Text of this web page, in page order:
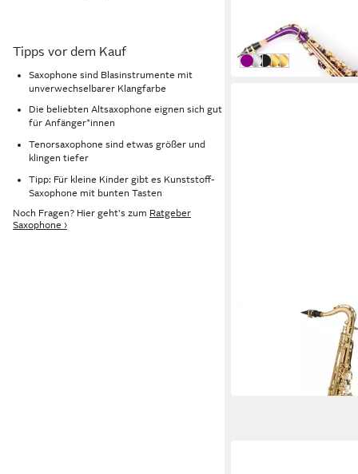
Tipps vor dem Kauf
Saxophone sind Blasinstrumente mit
unverwechselbarer Klangfarbe
Die beliebten Altsaxophone eignen sich gut
für Anfänger*innen
Tenorsaxophone sind etwas größer und
klingen tiefer
Tipp: Für kleine Kinder gibt es Kunststoff-
Saxophone mit bunten Tasten
Noch Fragen? Hier geht's zum Ratgeber
Saxophone ›
369,99 €
in 3-4 Werktagen bei dir
Violett
Silber-Gold
Schwarzchrom-
Antik
Gold-Chrom
in 3-4 Werktagen bei dir